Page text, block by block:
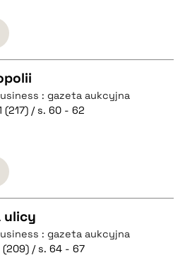
: gazeta aukcyjna
(217) / s. 60 - 62
ulicy
: gazeta aukcyjna
(209) / s. 64 - 67